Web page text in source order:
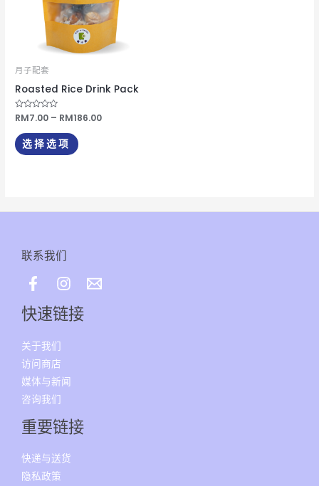
月子配套
Roasted Rice Drink Pack
评
分
&sol;
5
RM7.00 – RM186.00
选择选项
种
变
体。
在
品
页
择
联系我们
快速链接
关于我们
访问商店
媒体与新闻
咨询我们
重要链接
快递与送货
隐私政策